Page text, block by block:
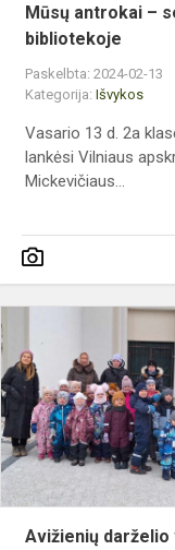
Mūsų antrokai –
bibliotekoje
Paskelbta: 2024-02-13
Kategorija:Išvykos
Vasario 13 d. 2a
lankėsi Vilniaus
Mickevičiaus...
Avižienių darželio